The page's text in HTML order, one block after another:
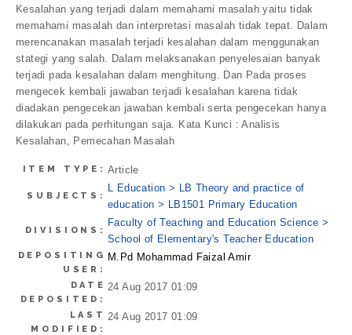
Kesalahan yang terjadi dalam memahami masalah yaitu tidak
memahami masalah dan interpretasi masalah tidak tepat. Dalam
merencanakan masalah terjadi kesalahan dalam menggunakan
stategi yang salah. Dalam melaksanakan penyelesaian banyak
terjadi pada kesalahan dalam menghitung. Dan Pada proses
mengecek kembali jawaban terjadi kesalahan karena tidak
diadakan pengecekan jawaban kembali serta pengecekan hanya
dilakukan pada perhitungan saja. Kata Kunci : Analisis
Kesalahan, Pemecahan Masalah
ITEM TYPE: Article
SUBJECTS:
L Education > LB Theory and practice of
education > LB1501 Primary Education
DIVISIONS:
Faculty of Teaching and Education Science >
School of Elementary's Teacher Education
DEPOSITING
USER:
M.Pd Mohammad Faizal Amir
DATE
DEPOSITED:
24 Aug 2017 01:09
LAST
MODIFIED:
24 Aug 2017 01:09